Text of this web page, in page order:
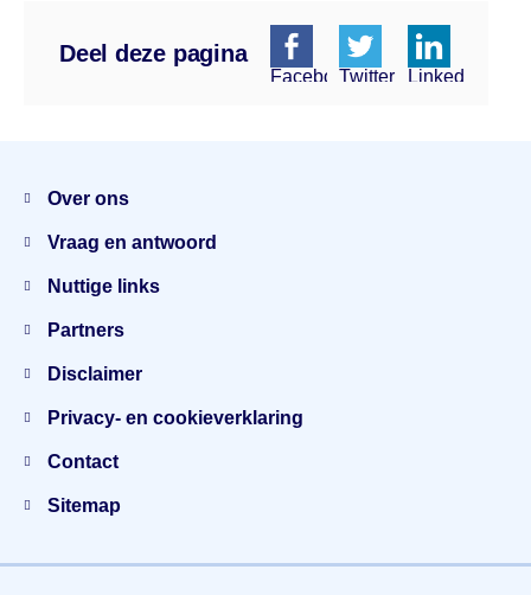
Deel deze pagina
FacebookTwitter Linkedin
Over ons
Vraag en antwoord
Nuttige links
Partners
Disclaimer
Privacy- en cookieverklaring
Contact
Sitemap